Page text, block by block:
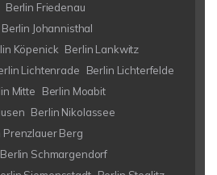
Berlin Friedenau
Berlin Johannisthal
Köpenick Berlin Lankwitz
Lichtenrade
Berlin Lichterfelde
Mitte
Berlin Moabit
Berlin Nikolassee
Prenzlauer Berg
Berlin Schmargendorf